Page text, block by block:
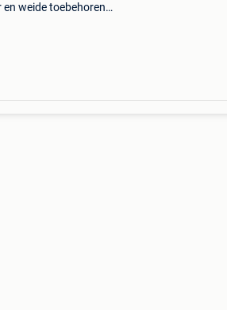
weide toebehoren